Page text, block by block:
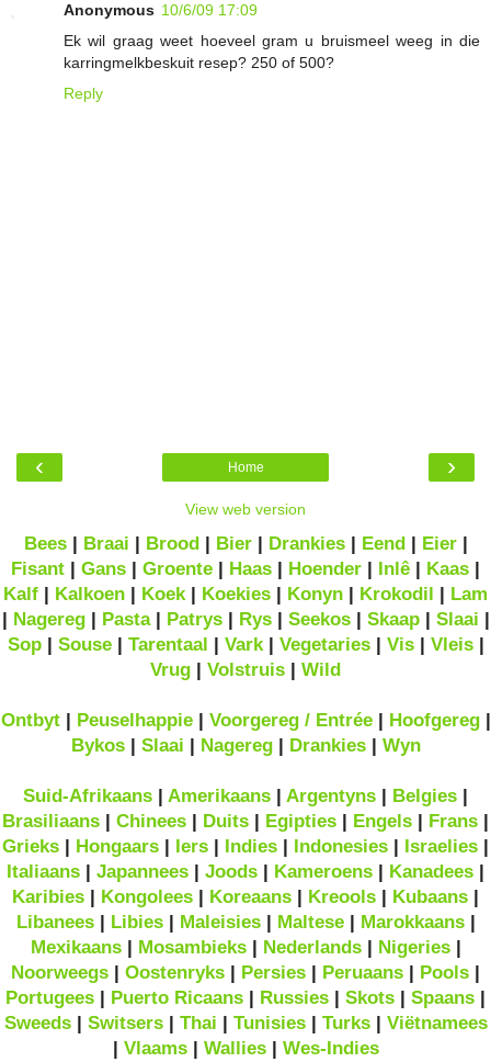
Anonymous 10/6/09 17:09
Ek wil graag weet hoeveel gram u bruismeel weeg in die
karringmelkbeskuit resep? 250 of 500?
Reply
‹ ›
Home
View web version
Bees| Braai | Brood| Bier| Drankies| Eend| Eier|
Fisant | Gans | Groente | Haas | Hoender | Inlê | Kaas |
Kalf | Kalkoen | Koek| Koekies | Konyn | Krokodil | Lam
| Nagereg| Pasta| Patrys| Rys| Seekos| Skaap| Slaai |
Sop| Souse| Tarentaal | Vark| Vegetaries| Vis| Vleis|
Vrug | Volstruis | Wild
Ontbyt| Peuselhappie| Voorgereg / Entrée| Hoofgereg|
Bykos| Slaai | Nagereg| Drankies| Wyn
Suid-Afrikaans | Amerikaans | Argentyns | Belgies |
Brasiliaans | Chinees | Duits | Egipties | Engels | Frans |
Grieks | Hongaars | Iers | Indies | Indonesies | Israelies |
Italiaans | Japannees | Joods | Kameroens | Kanadees |
Karibies | Kongolees | Koreaans | Kreools | Kubaans |
Libanees| Libies| Maleisies| Maltese| Marokkaans|
Mexikaans| Mosambieks| Nederlands| Nigeries|
Noorweegs | Oostenryks | Persies | Peruaans | Pools |
Portugees | Puerto Ricaans | Russies | Skots | Spaans |
Sweeds| Switsers| Thai | Tunisies| Turks| Viëtnamees
| Vlaams| Wallies| Wes-Indies